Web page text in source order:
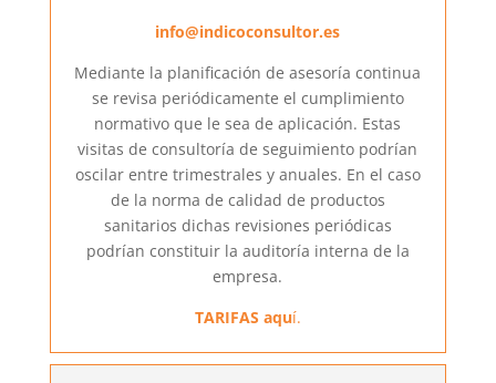
info@indicoconsultor.es
Mediante la planificación de asesoría continua
se revisa periódicamente el cumplimiento
normativo que le sea de aplicación. Estas
visitas de consultoría de seguimiento podrían
oscilar entre trimestrales y anuales. En el caso
de la norma de calidad de productos
sanitarios dichas revisiones periódicas
podrían constituir la auditoría interna de la
empresa.
TARIFAS aquí.